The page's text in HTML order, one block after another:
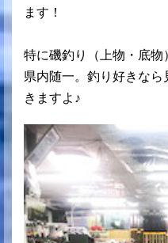
ます！
特に磯釣り（上物・底
県内随一。釣り好きな
きますよ♪